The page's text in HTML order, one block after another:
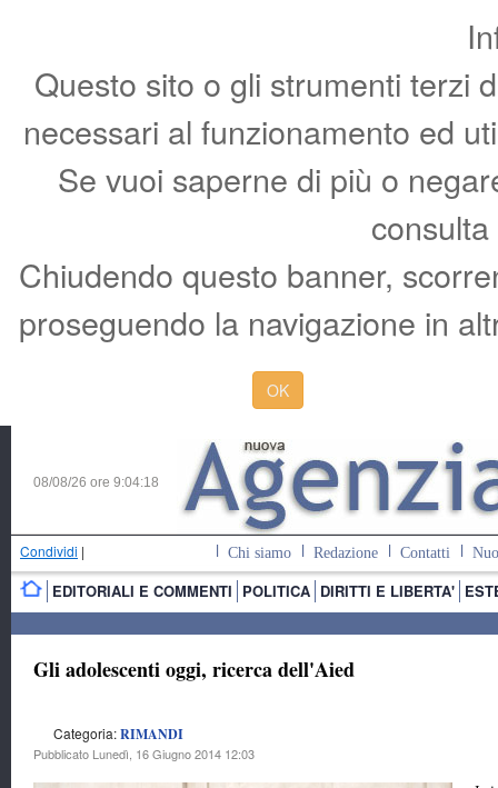
Questo sito o gli strumenti terzi
necessari al funzionamento ed
Se vuoi saperne di più o
Chiudendo questo banner,
proseguendo la navigazione in
OK
08/08/26 ore 9:04:19
Condividi | Chi siamo Redazione Contatti
EDITORIALI E COMMENTI POLITICA DIRITTI E LIBERTA'
Gli adolescenti oggi, ricerca dell'Aied
Categoria:RIMANDI
Pubblicato Lunedì, 16 Giugno 2014 12:03